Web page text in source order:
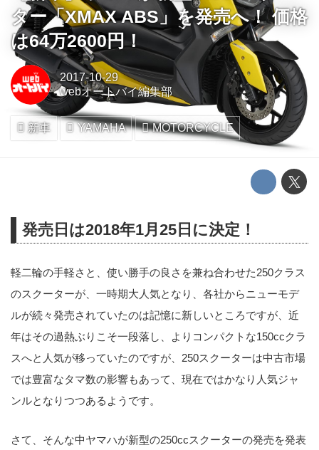
ター「XMAX ABS」を発売へ！ 価格
は64万2600円！
2017-10-29
webオートバイ編集部
新車 YAMAHA MOTORCYCLE
発売日は2018年1月25日に決定！
軽二輪の手軽さと、使い勝手の良さを兼ね合わせた250クラス
のスクーターが、一時期大人気となり、各社からニューモデ
ルが続々発売されていたのは記憶に新しいところですが、近
年はその過熱ぶりこそ一段落し、よりコンパクトな150ccクラ
スへと人気が移っていたのですが、250スクーターは中古市場
では豊富なタマ数の影響もあって、現在ではかなり人気ジャ
ンルとなりつつあるようです。
さて、そんな中ヤマハが新型の250ccスクーターの発売を発表